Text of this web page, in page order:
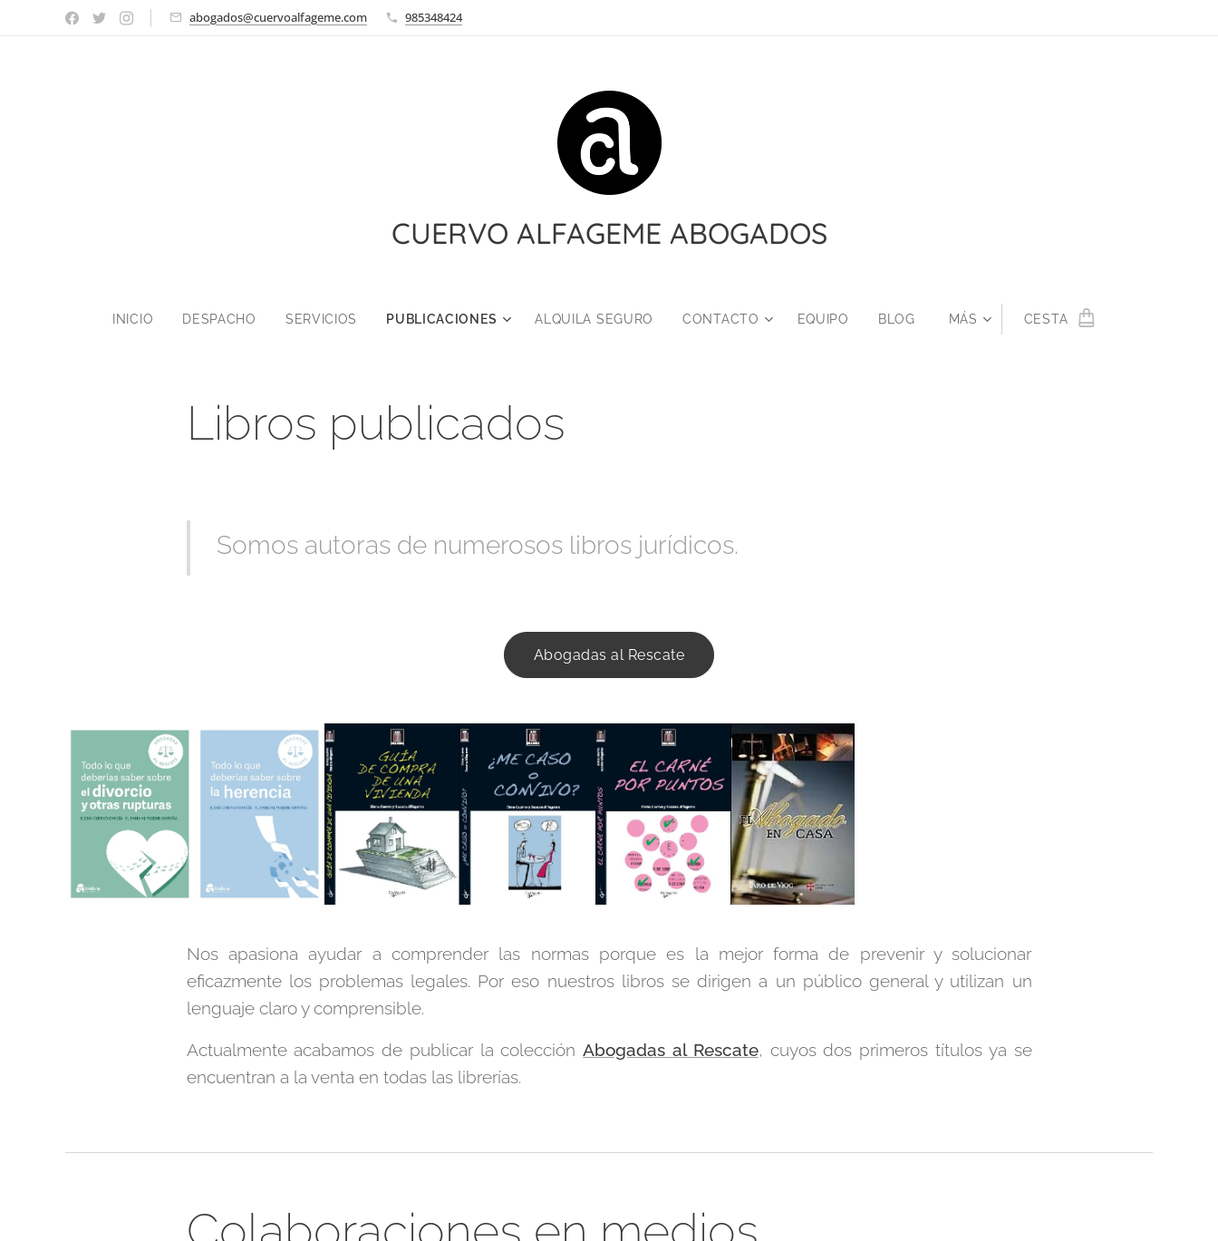
abogados@cuervoalfageme.com 985348424
CUERVO ALFAGEME ABOGADOS
INICIO DESPACHO SERVICIOS PUBLICACIONES ALQUILA SEGURO CONTACTO EQUIPO BLOG MÁS CESTA
Libros publicados
Somos autoras de numerosos libros jurídicos.
Abogadas al Rescate
Nos apasiona ayudar a comprender las normas porque es la mejor forma de prevenir y solucionar
eficazmente los problemas legales. Por eso nuestros libros se dirigen a un público general y utilizan un
lenguaje claro y comprensible.
Actualmente acabamos de publicar la colecciónAbogadas al Rescate, cuyos dos primeros títulos ya se
encuentran a la venta en todas las librerías.